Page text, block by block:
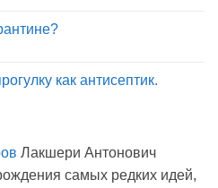
как антисептик.
Лакшери Антонович
самых редких идей,